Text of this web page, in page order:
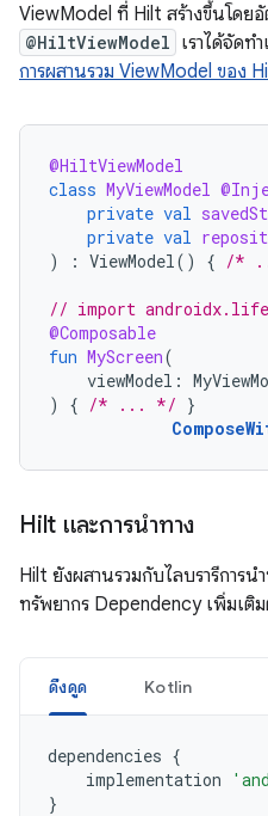
ViewModel ที่ Hilt สร้างขึ้นโดย
@HiltViewModel เราได้จัดท
การผสานรวม ViewModel ของ
@HiltViewModel
class MyViewModel
private val
private val
)
: ViewModel() { /*
// import
@Composable
fun MyScreen(
viewModel :
)
{ /* ... */ }
Hilt และการนำทาง
Hilt ยังผสานรวมกับไลบรารีการ
ทรัพยากร Dependency เพิ่มเติ
ดึงดูด Kotlin
dependencies {
implementation
}